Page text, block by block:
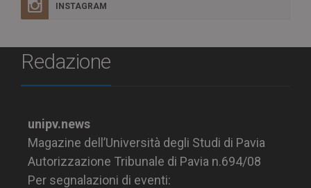
INSTAGRAM
Redazione
unipv.news
Magazine dell’Università degli Studi di Pavia
Autorizzazione Tribunale di Pavia n.694/08
Per segnalazioni di eventi: